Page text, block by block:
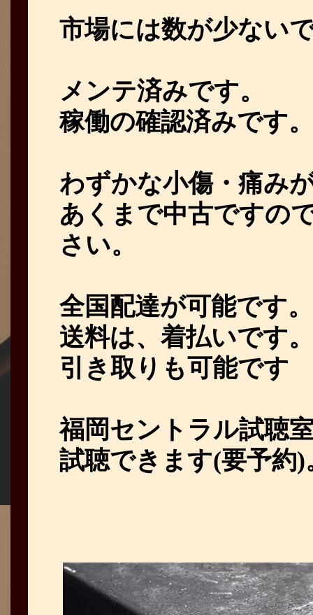
市場には数が少ない
メンテ済みです。
稼働の確認済みです。
わずかな小傷・痛み
あくまで中古ですの
さい。
全国配達が可能です。
送料は、着払いです。
引き取りも可能です
福岡セントラル試聴
試聴できます(要予約)